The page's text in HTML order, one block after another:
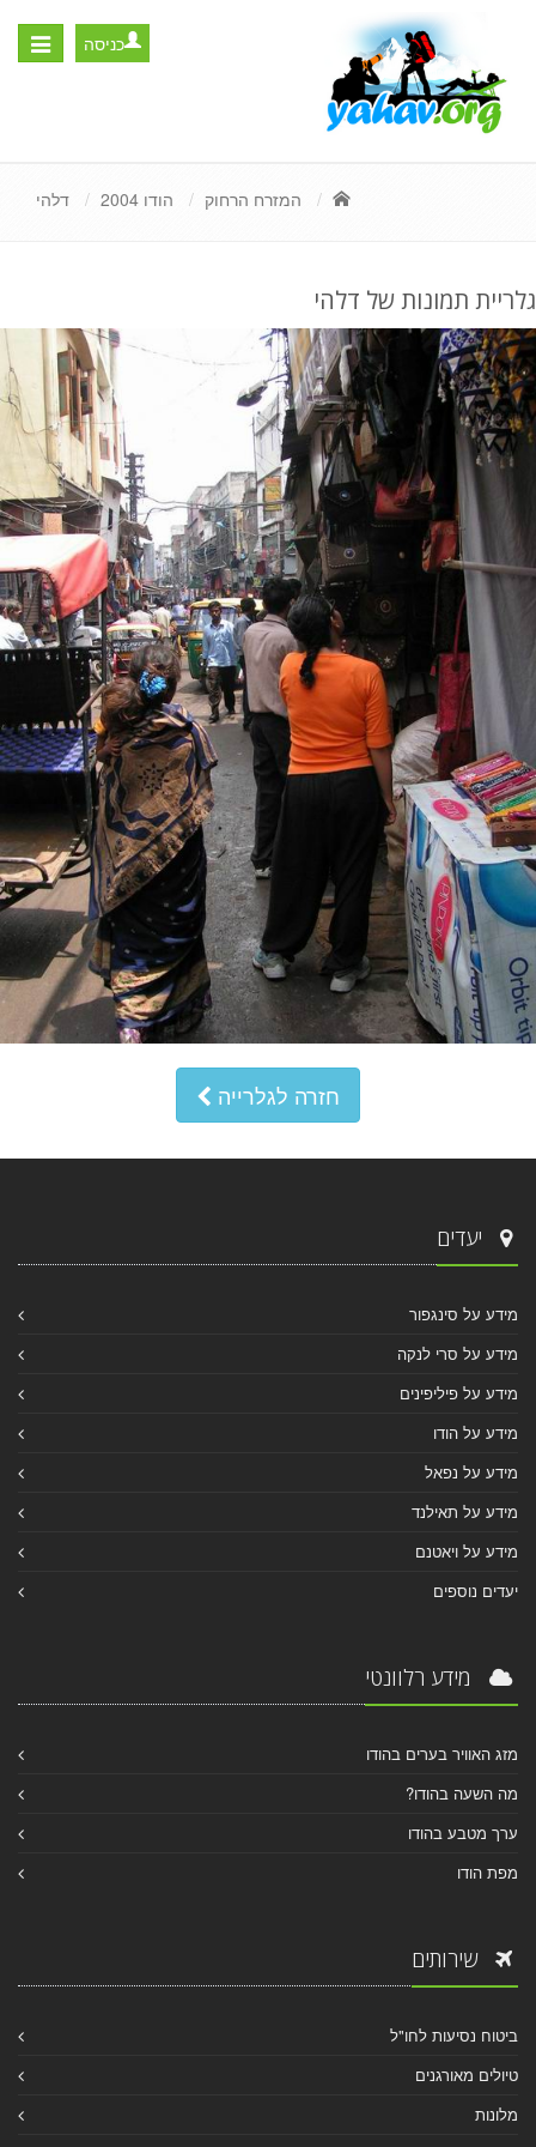
Toggle
כניסה
המזרח הרחוק הודו 2004 דלהי
גלריית תמונות של דלהי
חזרה לגלרייה
יעדים
מידע על סינגפור
מידע על סרי לנקה
מידע על פיליפינים
מידע על הודו
מידע על נפאל
מידע על תאילנד
מידע על ויאטנם
יעדים נוספים
מידע רלוונטי
מזג האוויר בערים בהודו
מה השעה בהודו?
ערך מטבע בהודו
מפת הודו
שירותים
ביטוח נסיעות לחו"ל
טיולים מאורגנים
מלונות